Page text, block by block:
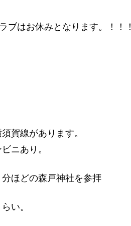
ブはお休みとなります。！！！
賀線があります。
ニあり。
ほどの森戸神社を参拝
い。